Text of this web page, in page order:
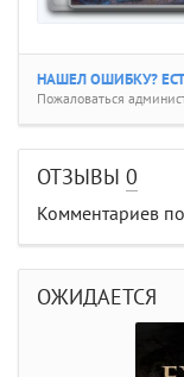
НАШЕЛ ОШИБКУ?
Пожаловаться
ОТЗЫВЫ 0
Комментариев
ОЖИДАЕТСЯ